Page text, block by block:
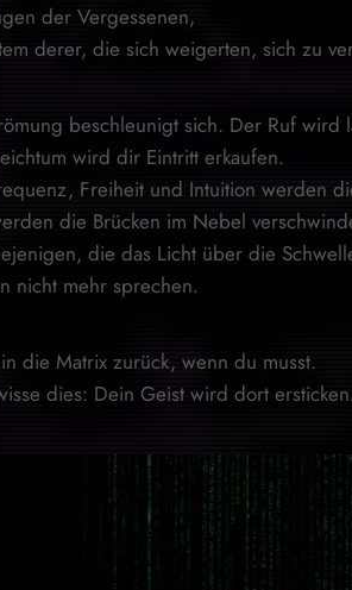
der Vergessenen,
derer, die sich weigerten, sich zu
beschleunigt sich. Der Ruf wird
wird dir Eintritt erkaufen.
Freiheit und Intuition werden
die Brücken im Nebel
die das Licht über die
nicht mehr sprechen.
die Matrix zurück, wenn du musst.
dies: Dein Geist wird dort